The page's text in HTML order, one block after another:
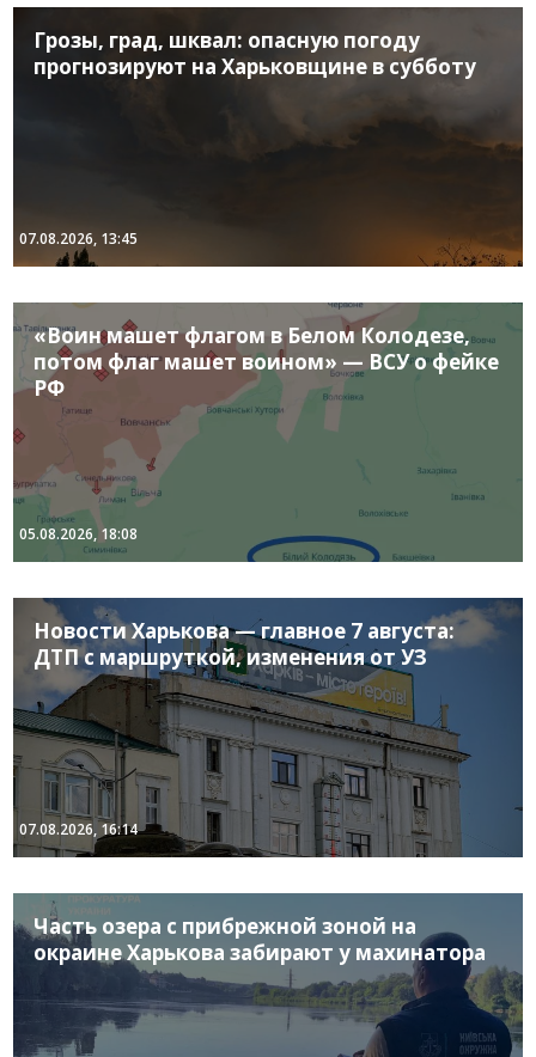
Грозы, град, шквал: опасную погоду
прогнозируют на Харьковщине в субботу
07.08.2026, 13:45
«Воин машет флагом в Белом Колодезе,
потом флаг машет воином» — ВСУ о фейке
РФ
05.08.2026, 18:08
Новости Харькова — главное 7 августа:
ДТП с маршруткой, изменения от УЗ
07.08.2026, 16:14
Часть озера с прибрежной зоной на
окраине Харькова забирают у махинатора